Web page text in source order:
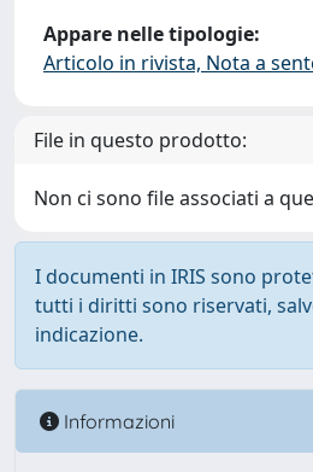
Appare nelle tipologie:
Articolo in rivista, Nota a
File in questo prodotto:
Non ci sono file associati a
I documenti in IRIS sono
tutti i diritti sono riservati,
indicazione.
Informazioni